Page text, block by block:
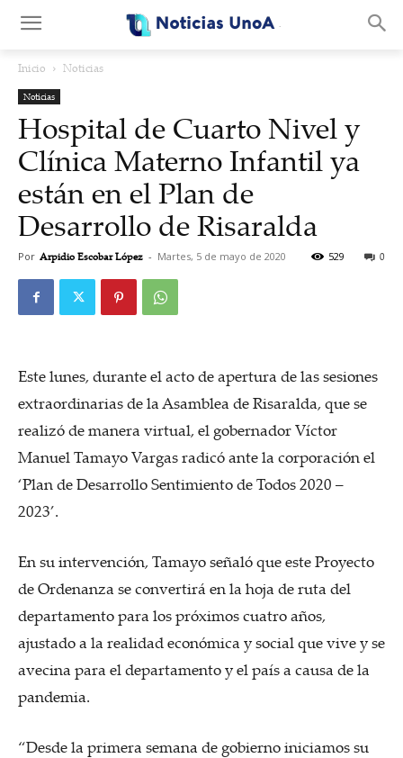
Inicio Noticias
Noticias
Hospital de Cuarto Nivel y
Clínica Materno Infantil ya
están en el Plan de
Desarrollo de Risaralda
Por Arpidio Escobar López - Martes, 5 de mayo de 2020 0
529
Este lunes, durante el acto de apertura de las sesiones
extraordinarias de la Asamblea de Risaralda, que se
realizó de manera virtual, el gobernador Víctor
Manuel Tamayo Vargas radicó ante la corporación el
‘Plan de Desarrollo Sentimiento de Todos 2020 –
2023’.
En su intervención, Tamayo señaló que este Proyecto
de Ordenanza se convertirá en la hoja de ruta del
departamento para los próximos cuatro años,
ajustado a la realidad económica y social que vive y se
avecina para el departamento y el país a causa de la
pandemia.
“Desde la primera semana de gobierno iniciamos su